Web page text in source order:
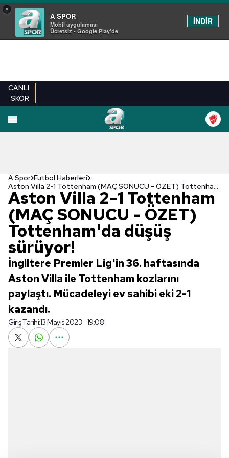
×
A SPOR
Mobil uygulaması
Ücretsiz - Google Play'de
İNDİR
CANLI
SKOR
A Spor Futbol Haberleri
Aston Villa 2-1 Tottenham (MAÇ SONUCU - ÖZET) Tottenham'da düşüş sürüyor!
Aston Villa 2-1 Tottenham
(MAÇ SONUCU - ÖZET)
Tottenham'da düşüş
sürüyor!
İngiltere Premier Lig'in 36. haftasında
Aston Villa ile Tottenham kozlarını
paylaştı. Mücadeleyi ev sahibi eki 2-1
kazandı.
Giriş Tarihi:13 Mayıs 2023 - 19:08